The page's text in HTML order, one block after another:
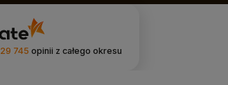
29 745 opinii z całego okresu